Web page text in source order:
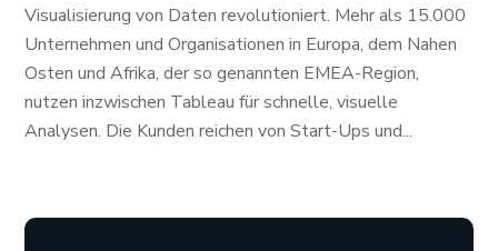
Visualisierung von Daten revolutioniert. Mehr als 15.000
Unternehmen und Organisationen in Europa, dem Nahen
Osten und Afrika, der so genannten EMEA-Region,
nutzen inzwischen Tableau für schnelle, visuelle
Analysen. Die Kunden reichen von Start-Ups und...